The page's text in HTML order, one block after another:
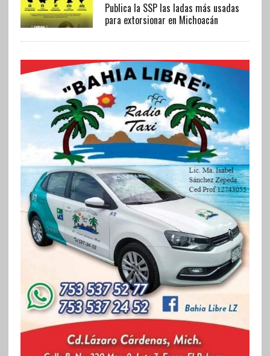
Publica la SSP las ladas más usadas
para extorsionar en Michoacán